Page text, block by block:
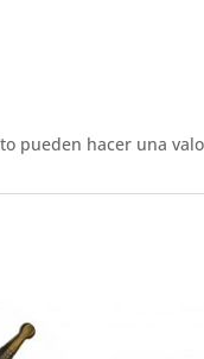
pueden hacer una